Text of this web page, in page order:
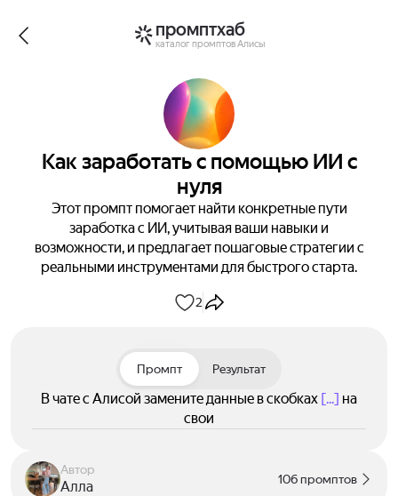
промптхаб
каталог промптов Алисы
Как заработать с помощью ИИ с
нуля
Этот промпт помогает найти конкретные пути
заработка с ИИ, учитывая ваши навыки и
возможности, и предлагает пошаговые стратегии с
реальными инструментами для быстрого старта.
2
Промпт Результат
В чате с Алисой замените данные в скобках [...] на
свои
Автор
Алла 106 промптов